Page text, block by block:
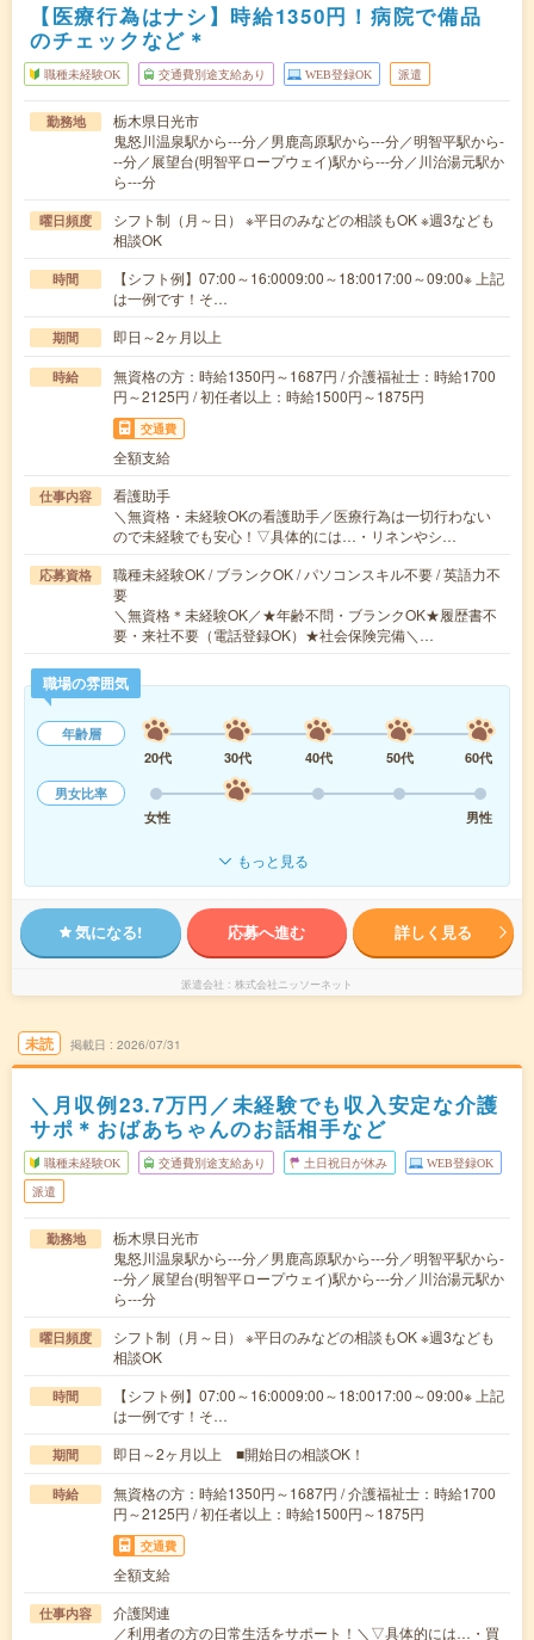
【医療行為はナシ】時給1350円！病院で備品
のチェックなど＊
職種未経験OK 交通費別途支給あり WEB登録OK 派遣
勤務地
栃木県日光市
鬼怒川温泉駅から---分／男鹿高原駅から---分／明智平駅から-
--分／展望台(明智平ロープウェイ)駅から---分／川治湯元駅か
ら---分
曜日頻度
シフト制（月～日） ※平日のみなどの相談もOK ※週3なども
相談OK
時間
【シフト例】07:00～16:0009:00～18:0017:00～09:00※ 上記
は一例です！そ…
期間 即日～2ヶ月以上
時給
無資格の方：時給1350円～1687円 / 介護福祉士：時給1700
円～2125円 / 初任者以上：時給1500円～1875円
交通費
全額支給
仕事内容
看護助手
＼無資格・未経験OKの看護助手／医療行為は一切行わない
ので未経験でも安心！▽具体的には…・リネンやシ…
応募資格
職種未経験OK / ブランクOK / パソコンスキル不要 / 英語力不
要
＼無資格＊未経験OK／★年齢不問・ブランクOK★履歴書不
要・来社不要（電話登録OK）★社会保険完備＼…
職場の雰囲気
年齢層
20代
30代 40代 50代
60代
男女比率
女性
男性
もっと見る
気になる! 応募へ進む 詳しく見る
派遣会社 株式会社ニッソーネット
未読 掲載日 2026/07/31
＼月収例23.7万円／未経験でも収入安定な介護
サポ＊おばあちゃんのお話相手など
職種未経験OK 交通費別途支給あり 土日祝日が休み WEB登録OK
派遣
勤務地
栃木県日光市
鬼怒川温泉駅から---分／男鹿高原駅から---分／明智平駅から-
--分／展望台(明智平ロープウェイ)駅から---分／川治湯元駅か
ら---分
曜日頻度
シフト制（月～日） ※平日のみなどの相談もOK ※週3なども
相談OK
時間
【シフト例】07:00～16:0009:00～18:0017:00～09:00※ 上記
は一例です！そ…
期間 即日～2ヶ月以上 ■開始日の相談OK！
時給
無資格の方：時給1350円～1687円 / 介護福祉士：時給1700
円～2125円 / 初任者以上：時給1500円～1875円
交通費
全額支給
仕事内容
介護関連
／利用者の方の日常生活をサポート！＼▽具体的には…・買